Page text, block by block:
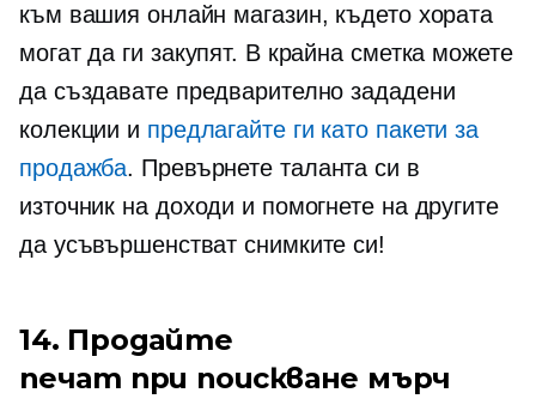
към вашия онлайн магазин, където хората
могат да ги закупят. В крайна сметка можете
да създавате предварително зададени
колекции и предлагайте ги като пакети за
продажба. Превърнете таланта си в
източник на доходи и помогнете на другите
да усъвършенстват снимките си!
14. Продайте
печат при поискване мърч